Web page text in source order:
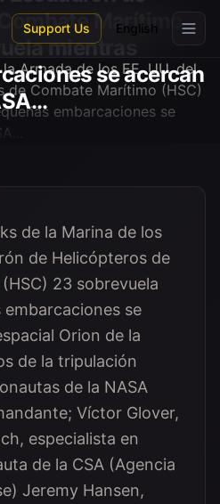
Support Us English
Marítimo
mientras
se acercan
de la Marina de los
de Helicópteros de
23 sobrevuela
se
Orion de la
de la tripulación
de la NASA
Víctor Glover,
especialista en
de la CSA (Agencia
Jeremy Hansen,